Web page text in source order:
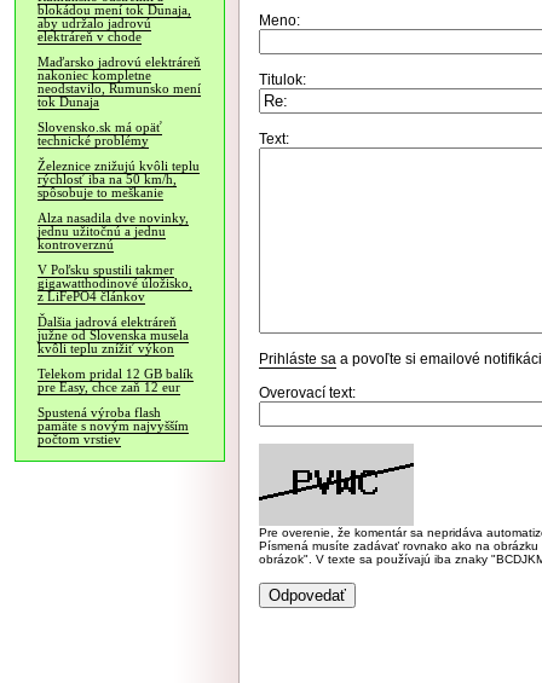
blokádou mení tok Dunaja,
aby udržalo jadrovú
elektráreň v chode
Maďarsko jadrovú elektráreň
nakoniec kompletne
neodstavilo, Rumunsko mení
tok Dunaja
Slovensko.sk má opäť
technické problémy
Železnice znižujú kvôli teplu
rýchlosť iba na 50 km/h,
spôsobuje to meškanie
Alza nasadila dve novinky,
jednu užitočnú a jednu
kontroverznú
V Poľsku spustili takmer
gigawatthodinové úložisko,
z LiFePO4 článkov
Ďalšia jadrová elektráreň
južne od Slovenska musela
kvôli teplu znížiť výkon
Telekom pridal 12 GB balík
pre Easy, chce zaň 12 eur
Spustená výroba flash
pamäte s novým najvyšším
počtom vrstiev
Meno:
Titulok:
Text:
Prihláste sa a povoľte si emailové
Overovací text:
Pre overenie, že komentár sa nepridáva
Písmená musíte zadávať rovnako ako na
obrázok". V texte sa používajú iba znaky